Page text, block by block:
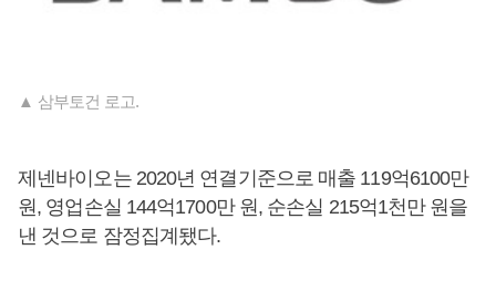
▲ 삼부토건 로고.
제넨바이오는 2020년 연결기준으로 매출 119억6100만
원, 영업손실 144억1700만 원, 순손실 215억1천만 원을
낸 것으로 잠정집계됐다.